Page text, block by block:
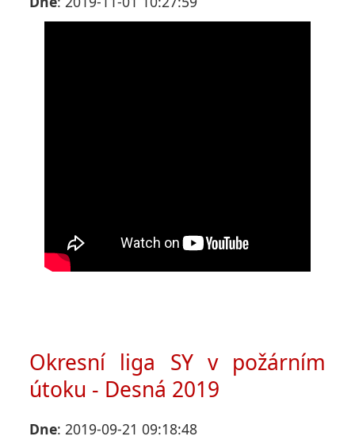
Okresní liga SY v požárním
útoku - Desná 2019
Dne: 2019-09-21 09:18:48